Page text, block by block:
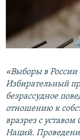
«Выборы в
Избирательный
безрассудное
отношению к
вразрез с
Наций.